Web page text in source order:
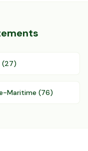
(27)
Maritime (76)